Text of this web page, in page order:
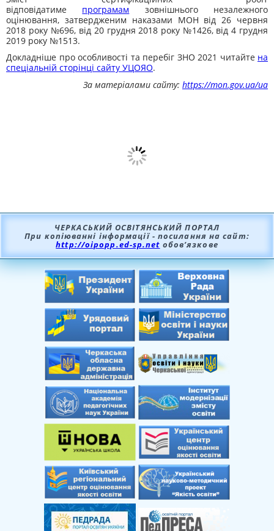
відповідатиме програмам зовнішнього незалежного
оцінювання, затвердженим наказами МОН від 26 червня
2018 року №696, від 20 грудня 2018 року №1426, від 4 грудня
2019 року №1513.
Докладніше про особливості та перебіг ЗНО 2021 читайте на
спеціальній сторінці сайту УЦОЯО.
За матеріалами сайту: https://mon.gov.ua/ua
ЧЕРКАСЬКИЙ ОСВІТЯНСЬКИЙ ПОРТАЛ
При копіюванні інформації - посилання на сайт:
http://oipopp.ed-sp.net обов’язкове